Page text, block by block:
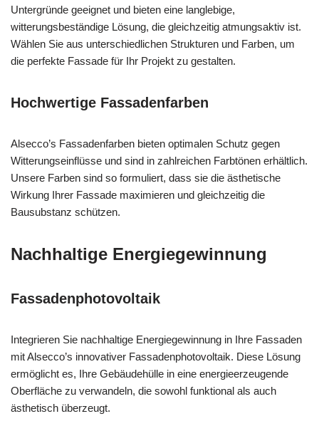
Untergründe geeignet und bieten eine langlebige,
witterungsbeständige Lösung, die gleichzeitig atmungsaktiv ist.
Wählen Sie aus unterschiedlichen Strukturen und Farben, um
die perfekte Fassade für Ihr Projekt zu gestalten.
Hochwertige Fassadenfarben
Alsecco’s Fassadenfarben bieten optimalen Schutz gegen
Witterungseinflüsse und sind in zahlreichen Farbtönen erhältlich.
Unsere Farben sind so formuliert, dass sie die ästhetische
Wirkung Ihrer Fassade maximieren und gleichzeitig die
Bausubstanz schützen.
Nachhaltige Energiegewinnung
Fassadenphotovoltaik
Integrieren Sie nachhaltige Energiegewinnung in Ihre Fassaden
mit Alsecco’s innovativer Fassadenphotovoltaik. Diese Lösung
ermöglicht es, Ihre Gebäudehülle in eine energieerzeugende
Oberfläche zu verwandeln, die sowohl funktional als auch
ästhetisch überzeugt.